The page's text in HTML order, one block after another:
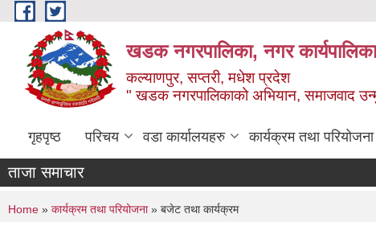
Skip to main content
खडक नगरपालिका, नगर
कल्याणपुर, सप्तरी, मधेश प्रदेश
" खडक नगरपालिकाको अभियान, समाजवाद
गृहपृष्ठ परिचय वडा कार्यालयहरु कार्यक्रम तथा परियोजना
ताजा समाचार
You are here
Home » कार्यक्रम तथा परियोजना» बजेट तथा कार्यक्रम